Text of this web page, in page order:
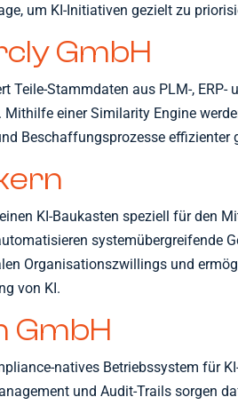
um KI-Initiativen gezielt zu
GmbH
Teile-Stammdaten aus PLM-, ERP-
Mithilfe einer Similarity Engine
Beschaffungsprozesse effizienter
KI-Baukasten speziell für den
systemübergreifende
Organisationszwillings und
von KI.
GmbH
natives Betriebssystem für
und Audit-Trails sorgen